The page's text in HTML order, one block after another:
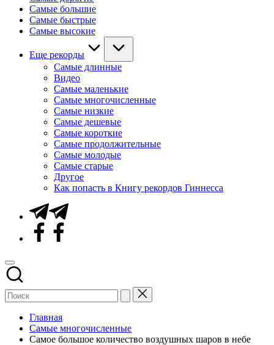
Самые большие
Самые быстрые
Самые высокие
Еще рекорды
Самые длинные
Видео
Самые маленькие
Самые многочисленные
Самые низкие
Самые дешевые
Самые короткие
Самые продолжительные
Самые молодые
Самые старые
Другое
Как попасть в Книгу рекордов Гиннесса
Telegram
Facebook
Главная
Самые многочисленные
Самое большое количество воздушных шаров в небе